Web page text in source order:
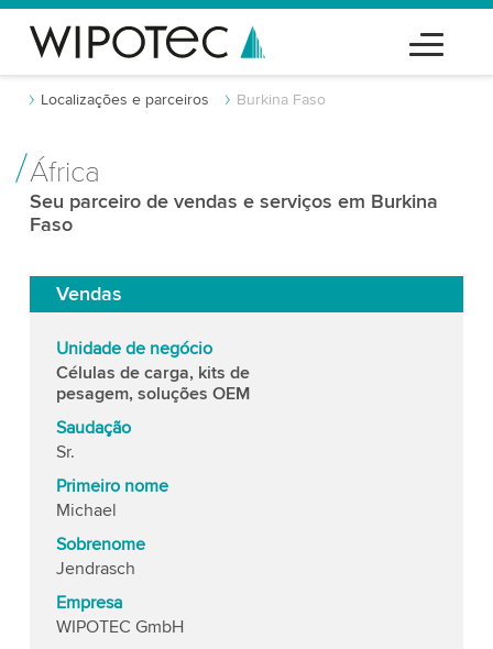
Localizações e parceiros Burkina Faso
África
Seu parceiro de vendas e serviços em Burkina
Faso
Vendas
Unidade de negócio
Células de carga, kits de
pesagem, soluções OEM
Saudação
Sr.
Primeiro nome
Michael
Sobrenome
Jendrasch
Empresa
WIPOTEC GmbH